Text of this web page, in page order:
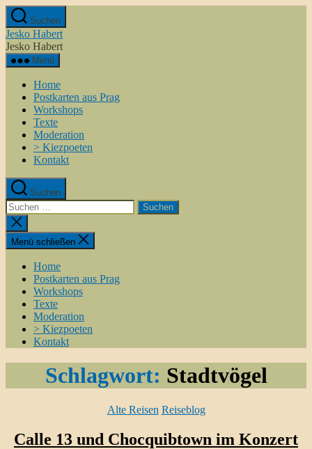
Zum
Inhalt
springen
Suchen
Jesko Habert
Jesko Habert
Menü
Home
Postkarten aus Prag
Workshops
Texte
Moderation
> Kiezpoeten
Kontakt
Suchen
Suchen
nach:
Suche
schließen
Menü schließen
Home
Postkarten aus Prag
Workshops
Texte
Moderation
> Kiezpoeten
Kontakt
Schlagwort: Stadtvögel
Kategorien
Alte Reisen Reiseblog
Calle 13 und Chocquibtown im Konzert